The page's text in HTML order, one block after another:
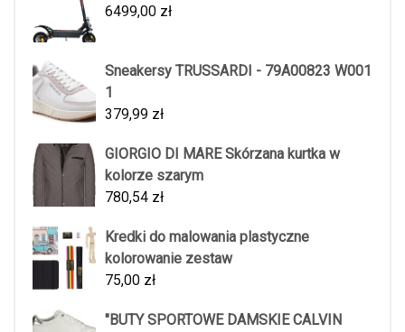
6499,00 zł
Sneakersy TRUSSARDI - 79A00823 W001
1
379,99 zł
GIORGIO DI MARE Skórzana kurtka w
kolorze szarym
780,54 zł
Kredki do malowania plastyczne
kolorowanie zestaw
75,00 zł
"BUTY SPORTOWE DAMSKIE CALVIN